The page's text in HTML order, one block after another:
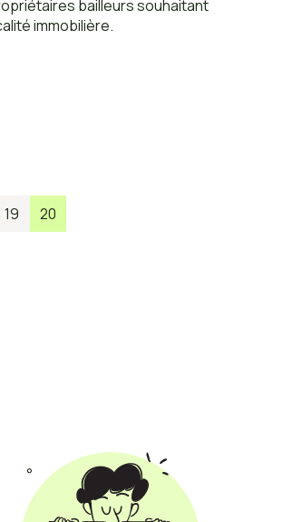
bailleurs souhaitant
immobilière.
19 20